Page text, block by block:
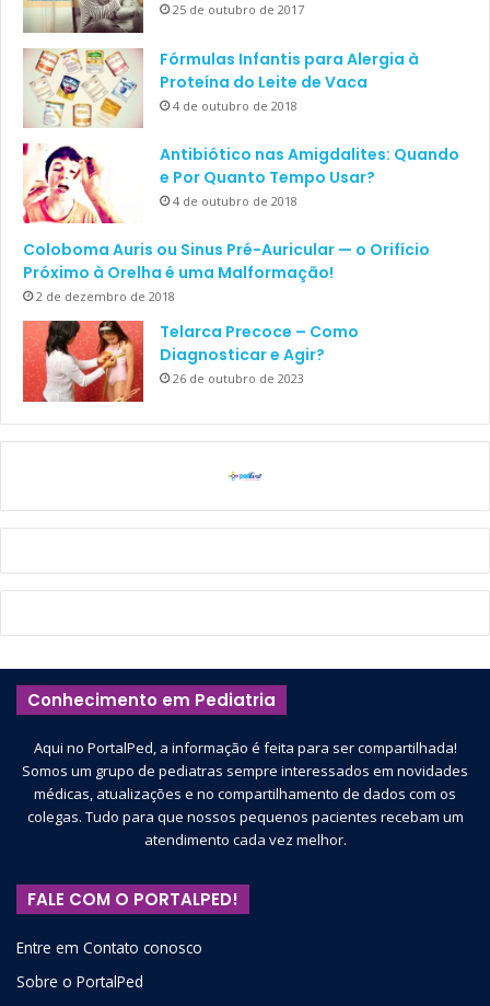
25 de outubro de 2017
Fórmulas Infantis para Alergia à
Proteína do Leite de Vaca
4 de outubro de 2018
Antibiótico nas Amigdalites: Quando
e Por Quanto Tempo Usar?
4 de outubro de 2018
Coloboma Auris ou Sinus Pré-Auricular — o Orifício
Próximo à Orelha é uma Malformação!
2 de dezembro de 2018
Telarca Precoce – Como
Diagnosticar e Agir?
26 de outubro de 2023
Conhecimento em Pediatria
Aqui no PortalPed, a informação é feita para ser compartilhada!
Somos um grupo de pediatras sempre interessados em novidades
médicas, atualizações e no compartilhamento de dados com os
colegas. Tudo para que nossos pequenos pacientes recebam um
atendimento cada vez melhor.
FALE COM O PORTALPED!
Entre em Contato conosco
Sobre o PortalPed